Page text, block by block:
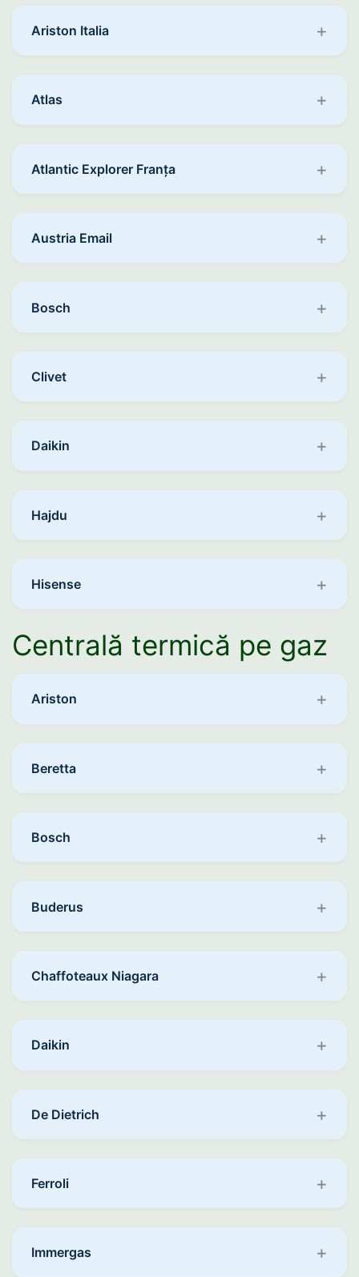
Ariston Italia
Atlas
Atlantic Explorer Franța
Austria Email
Bosch
Clivet
Daikin
Hajdu
Hisense
Centrală termică pe gaz
Ariston
Beretta
Bosch
Buderus
Chaffoteaux Niagara
Daikin
De Dietrich
Ferroli
Immergas